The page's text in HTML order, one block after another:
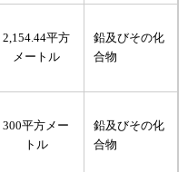
2,154.44平方
メートル
鉛及びその化
合物
300平方メー
トル
鉛及びその化
合物